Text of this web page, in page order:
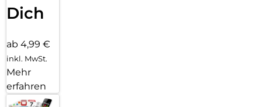
Dich
ab 4,99 €
inkl. MwSt.
Mehr
erfahren